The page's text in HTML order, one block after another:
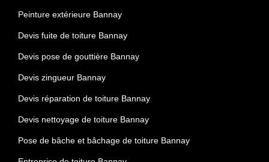
Peinture extérieure Bannay
Devis fuite de toiture Bannay
Devis pose de gouttière Bannay
Devis zingueur Bannay
Devis réparation de toiture Bannay
Devis nettoyage de toiture Bannay
Pose de bâche et bâchage de toiture Bannay